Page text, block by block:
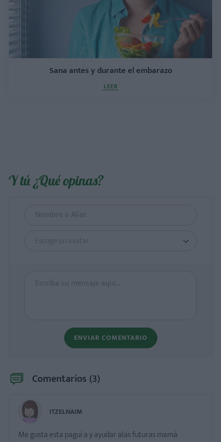
Sana antes y durante el embarazo
LEER
Y tú ¿Qué opinas?
Escoge un avatar
ENVIAR COMENTARIO
Comentarios (3)
ITZELNAIM
Me gusta esta pagui a y ayudar alas futuras mamá